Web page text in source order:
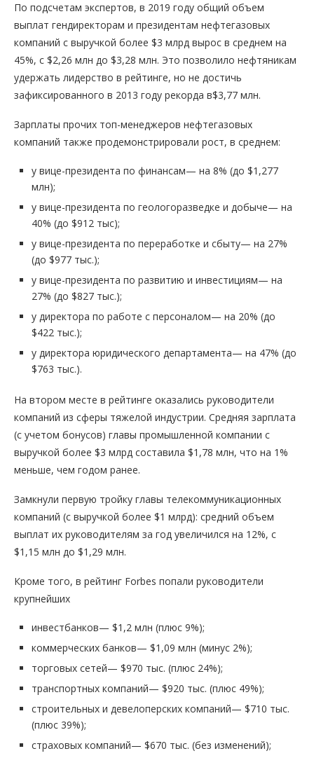
По подсчетам экспертов, в 2019 году общий объем
выплат гендиректорам и президентам нефтегазовых
компаний с выручкой более $3 млрд вырос в среднем на
45%, с $2,26 млн до $3,28 млн. Это позволило нефтяникам
удержать лидерство в рейтинге, но не достичь
зафиксированного в 2013 году рекорда в$3,77 млн.
Зарплаты прочих топ-менеджеров нефтегазовых
компаний также продемонстрировали рост, в среднем:
у вице-президента по финансам— на 8% (до $1,277
млн);
у вице-президента по геологоразведке и добыче— на
40% (до $912 тыс);
у вице-президента по переработке и сбыту— на 27%
(до $977 тыс.);
у вице-президента по развитию и инвестициям— на
27% (до $827 тыс.);
у директора по работе с персоналом— на 20% (до
$422 тыс.);
у директора юридического департамента— на 47% (до
$763 тыс.).
На втором месте в рейтинге оказались руководители
компаний из сферы тяжелой индустрии. Средняя зарплата
(с учетом бонусов) главы промышленной компании с
выручкой более $3 млрд составила $1,78 млн, что на 1%
меньше, чем годом ранее.
Замкнули первую тройку главы телекоммуникационных
компаний (с выручкой более $1 млрд): средний объем
выплат их руководителям за год увеличился на 12%, с
$1,15 млн до $1,29 млн.
Кроме того, в рейтинг Forbes попали руководители
крупнейших
инвестбанков— $1,2 млн (плюс 9%);
коммерческих банков— $1,09 млн (минус 2%);
торговых сетей— $970 тыс. (плюс 24%);
транспортных компаний— $920 тыс. (плюс 49%);
строительных и девелоперских компаний— $710 тыс.
(плюс 39%);
страховых компаний— $670 тыс. (без изменений);